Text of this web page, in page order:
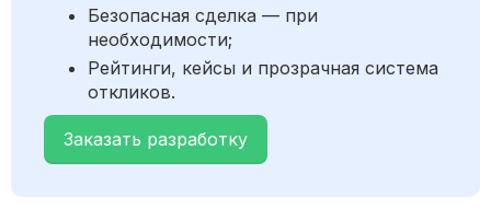
Безопасная сделка — при
необходимости;
Рейтинги, кейсы и прозрачная система
откликов.
Заказать разработку